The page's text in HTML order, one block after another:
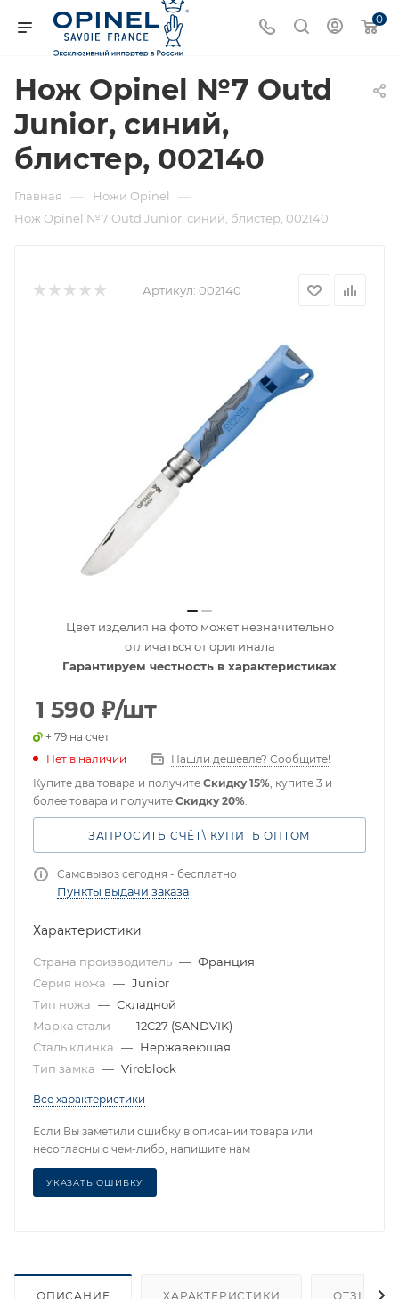
0
Нож Opinel №7 Outd
Junior, синий,
блистер, 002140
Главная — Ножи Opinel —
Нож Opinel №7 Outd Junior, синий, блистер, 002140
Артикул: 002140
Цвет изделия на фото может незначительно
отличаться от оригинала
Гарантируем честность в характеристиках
1 590 ₽/шт
+ 79 на счет
Нет в наличии
Нашли дешевле? Сообщите!
Купите два товара и получите Скидку 15%, купите 3 и
более товара и получите Скидку 20%.
ЗАПРОСИТЬ СЧЁТ\ КУПИТЬ ОПТОМ
Самовывоз сегодня - бесплатно
Пункты выдачи заказа
Характеристики
Страна производитель — Франция
Серия ножа — Junior
Тип ножа — Складной
Марка стали — 12C27 (SANDVIK)
Сталь клинка — Нержавеющая
Тип замка — Viroblock
Все характеристики
Если Вы заметили ошибку в описании товара или
несогласны с чем-либо, напишите нам
УКАЗАТЬ ОШИБКУ
ОПИСАНИЕ ХАРАКТЕРИСТИКИ ОТЗЫВЫ